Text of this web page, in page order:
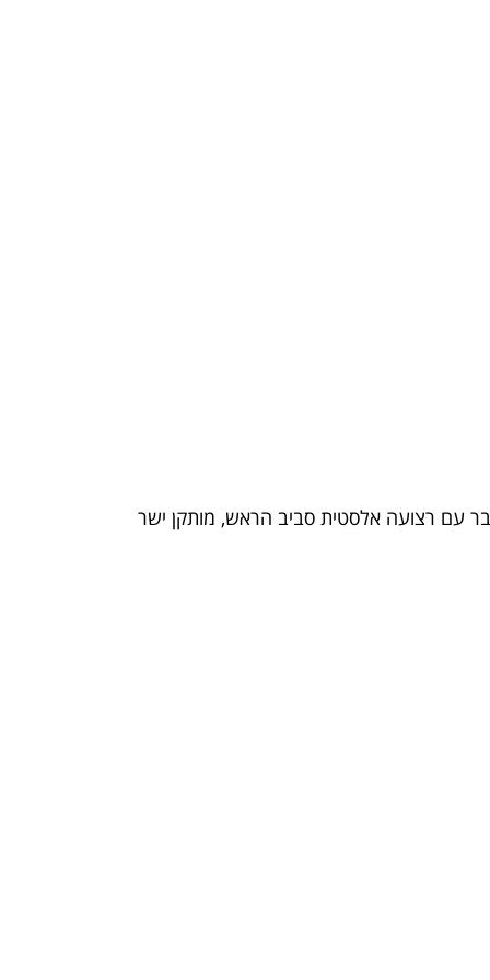
עם רצועה אלסטית סביב הראש, מותקן ישר